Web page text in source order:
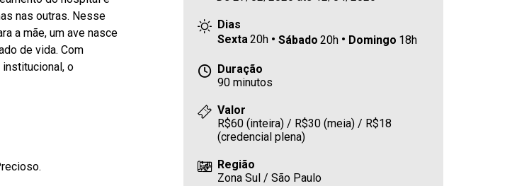
nas outras. Nesse
a mãe, um ave nasce
de vida. Com
institucional, o
Dias
Sexta20h Sábado 20h Domingo 18h
Duração
90 minutos
Valor
R$60 (inteira) / R$30 (meia) / R$18
(credencial plena)
Região
Zona Sul / São Paulo